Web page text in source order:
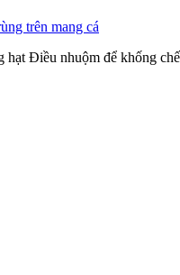
trên mang cá
hạt Điều nhuộm để khống chế